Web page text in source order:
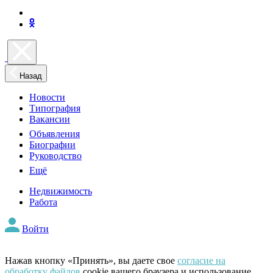
Назад
Новости
Типография
Вакансии
Объявления
Биографии
Руководство
Ещё
Недвижимость
Работа
Войти
Нажав кнопку «Принять», вы даете свое согласие на